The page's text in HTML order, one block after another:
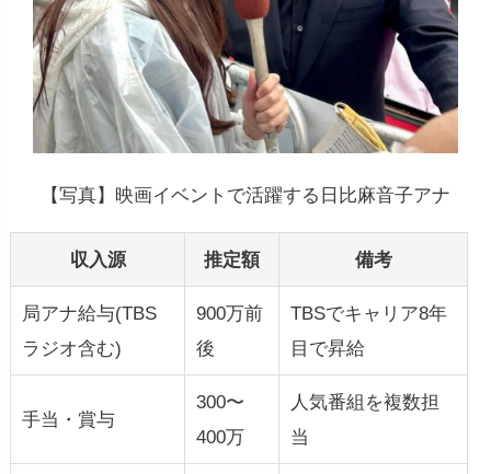
【写真】映画イベントで活躍する日比麻音子アナ
収入源 推定額 備考
局アナ給与(TBS
ラジオ含む)
900万前
後
TBSでキャリア8年
目で昇給
手当・賞与
300〜
400万
人気番組を複数担
当